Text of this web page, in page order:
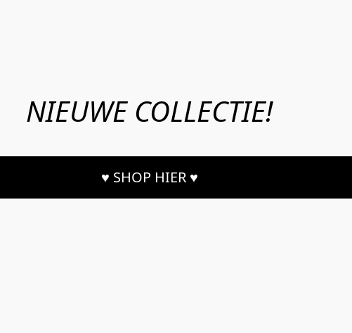
NIEUWE COLLECTIE!
♥ SHOP HIER ♥